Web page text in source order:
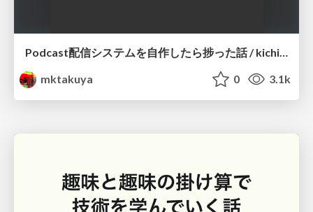
Podcast配信システムを自作したら捗った話 / kichijojipm-28
mktakuya
0 3.1k